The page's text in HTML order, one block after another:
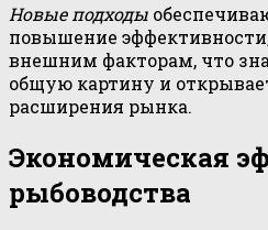
Новые подходы
повышение
внешним факторам, что
общую картину и
расширения рынка.
Экономическая
рыбоводства